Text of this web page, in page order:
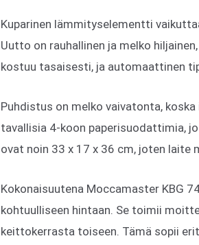
Kuparinen lämmityselementti
Uutto on rauhallinen ja melko
kostuu tasaisesti, ja automaattinen
Puhdistus on melko vaivatonta,
tavallisia 4-koon paperisuodattimia,
ovat noin 33 x 17 x 36 cm, joten laite
Kokonaisuutena Moccamaster KBG
kohtuulliseen hintaan. Se toimii
keittokerrasta toiseen. Tämä sopii